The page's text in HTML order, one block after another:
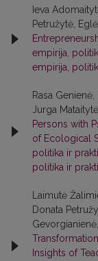
Ieva
Petružytė,
empirija,
empirija,
Rasa
Jurga
Persons with
of Ecological
politika ir
politika ir
Laimutė
Donata
Insights of